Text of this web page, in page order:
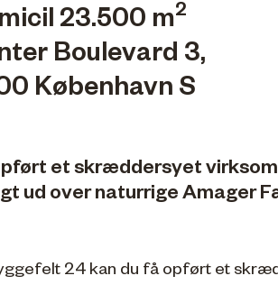
23.500 m2
Boulevard 3,
København S
et skræddersyet
ud over naturrige Amager
24 kan du få opført et